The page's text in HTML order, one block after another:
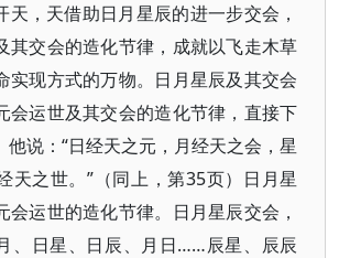
天，天借助日月星辰的进一步交会，
其交会的造化节律，成就以飞走木草
实现方式的万物。日月星辰及其交会
会运世及其交会的造化节律，直接下
他说：“日经天之元，月经天之会，星
天之世。”（同上，第35页）日月星
会运世的造化节律。日月星辰交会，
、日星、日辰、月日……辰星、辰辰